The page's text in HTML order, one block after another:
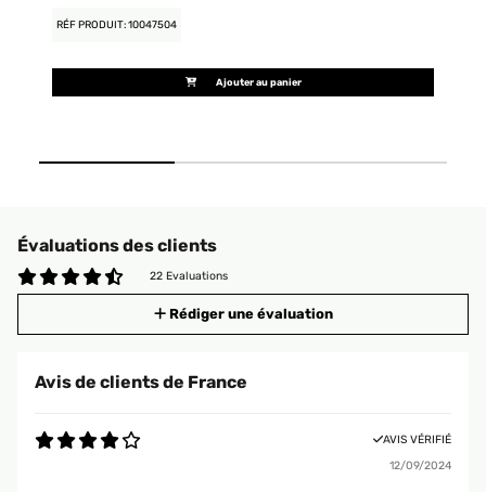
RÉF PRODUIT: 10047504
Ajouter au panier
Évaluations des clients
22 Evaluations
Rédiger une évaluation
Avis de clients de France
AVIS VÉRIFIÉ
12/09/2024